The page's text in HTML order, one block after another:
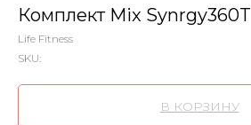
Комплект Mix Synrgy360T
Life Fitness
SKU:
В КОРЗИНУ